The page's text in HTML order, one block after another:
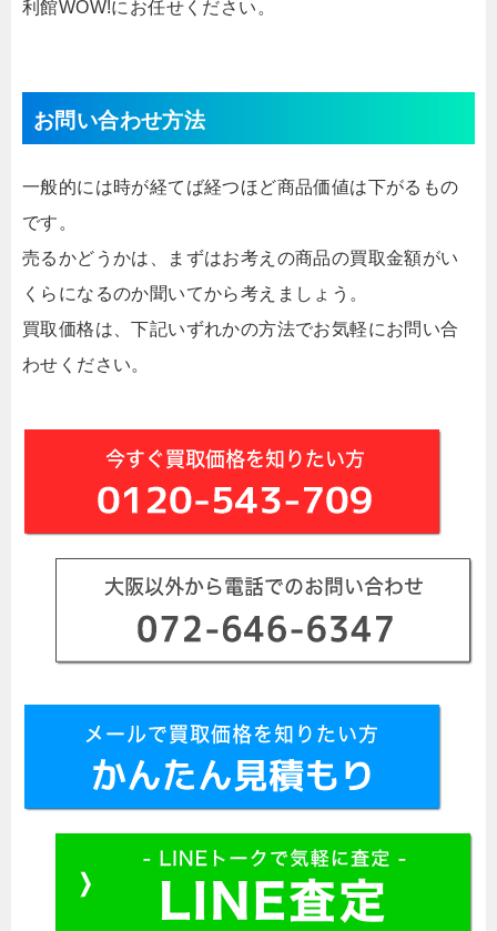
利館WOW!にお任せください。
お問い合わせ方法
一般的には時が経てば経つほど商品価値は下がるもの
です。
売るかどうかは、まずはお考えの商品の買取金額がい
くらになるのか聞いてから考えましょう。
買取価格は、下記いずれかの方法でお気軽にお問い合
わせください。